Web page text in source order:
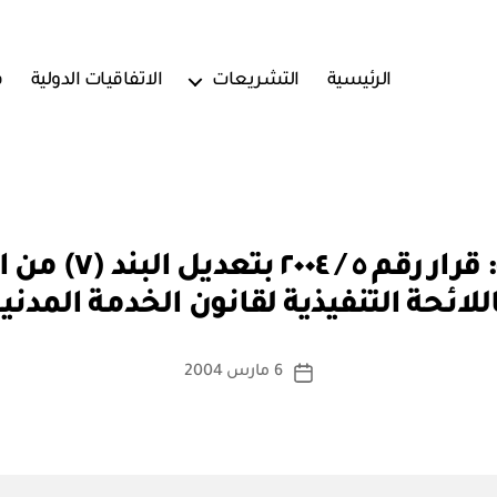
الرئيسية التشريعات الاتفاقيات الدولية
التنفيذية لقانون الخدمة
كاتب
بو
ا
س
ة
تاريخ
6 مارس 2004